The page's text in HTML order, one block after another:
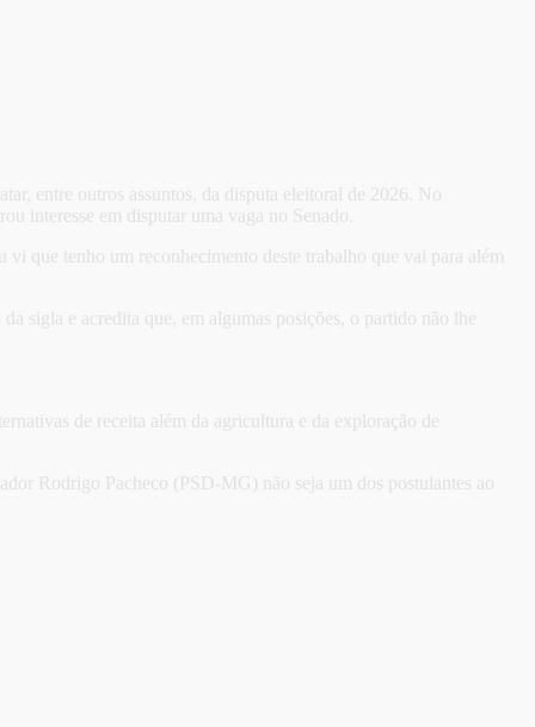
entre outros assuntos, da disputa eleitoral de 2026. No
interesse em disputar uma vaga no Senado.
que tenho um reconhecimento deste trabalho que vai para além
sigla e acredita que, em algumas posições, o partido não lhe
de receita além da agricultura e da exploração de
Rodrigo Pacheco (PSD-MG) não seja um dos postulantes ao